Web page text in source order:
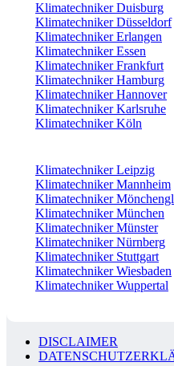
Klimatechniker Duisburg
Klimatechniker Düsseldorf
Klimatechniker Erlangen
Klimatechniker Essen
Klimatechniker Frankfurt
Klimatechniker Hamburg
Klimatechniker Hannover
Klimatechniker Karlsruhe
Klimatechniker Köln
Klimatechniker Leipzig
Klimatechniker Mannheim
Klimatechniker
Klimatechniker München
Klimatechniker Münster
Klimatechniker Nürnberg
Klimatechniker Stuttgart
Klimatechniker Wiesbaden
Klimatechniker Wuppertal
DISCLAIMER